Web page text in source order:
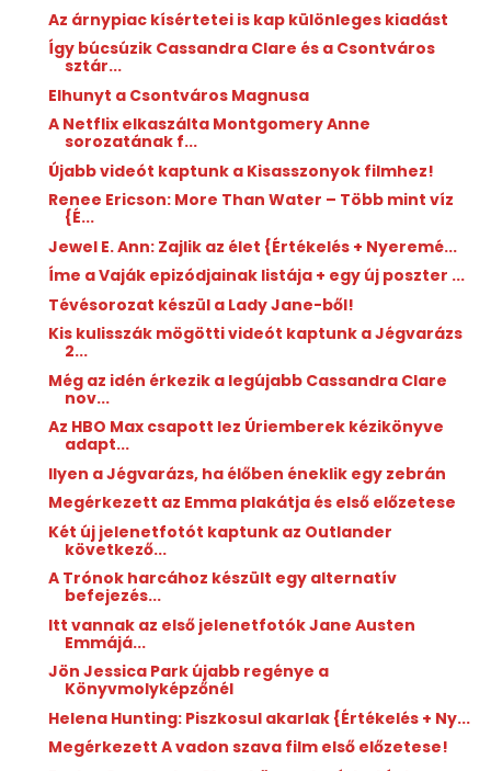
Az árnypiac kísértetei is kap különleges kiadást
Így búcsúzik Cassandra Clare és a Csontváros
sztár...
Elhunyt a Csontváros Magnusa
A Netflix elkaszálta Montgomery Anne
sorozatának f...
Újabb videót kaptunk a Kisasszonyok filmhez!
Renee Ericson: More ​Than Water – Több mint víz
{É...
Jewel E. Ann: Zajlik ​az élet {Értékelés + Nyeremé...
Íme a Vaják epizódjainak listája + egy új poszter ...
Tévésorozat készül a Lady Jane-ből!
Kis kulisszák mögötti videót kaptunk a Jégvarázs
2...
Még az idén érkezik a legújabb Cassandra Clare
nov...
Az HBO Max csapott lez Úriemberek kézikönyve
adapt...
Ilyen a Jégvarázs, ha élőben éneklik egy zebrán
Megérkezett az Emma plakátja és első előzetese
Két új jelenetfotót kaptunk az Outlander
következő...
A Trónok harcához készült egy alternatív
befejezés...
Itt vannak az első jelenetfotók Jane Austen
Emmájá...
Jön Jessica Park újabb regénye a
Könyvmolyképzőnél
Helena Hunting: Piszkosul ​akarlak {Értékelés + Ny...
Megérkezett A vadon szava film első előzetese!